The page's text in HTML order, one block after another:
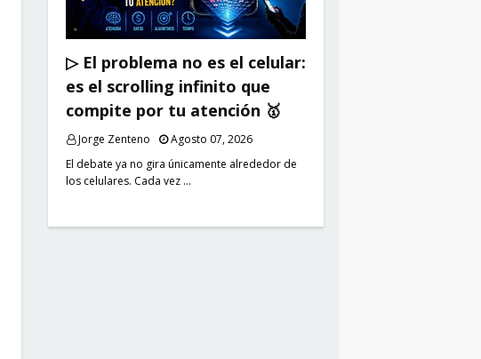
▷ El problema no es el celular:
es el scrolling infinito que
compite por tu atención 🥇
Jorge Zenteno
Agosto 07, 2026
El debate ya no gira únicamente alrededor de
los celulares. Cada vez …